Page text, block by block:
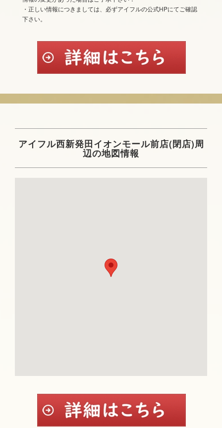
・正しい情報につきましては、必ずアイフルの公式HPにてご確認
下さい。
アイフル西新発田イオンモール前店(閉店)周
辺の地図情報